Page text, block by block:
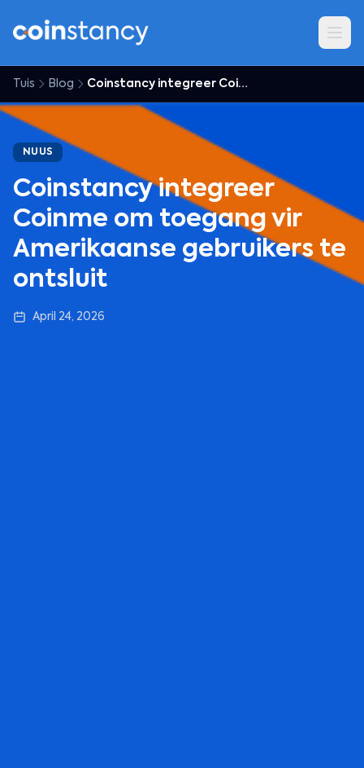
Tuis Blog Coinstancy integreer Coinme om toegang vir Amerikaanse gebruikers te ontsluit
NUUS
Coinstancy integreer
Coinme om toegang vir
Amerikaanse gebruikers te
ontsluit
April 24, 2026